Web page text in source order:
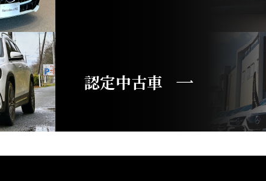
認定中古車